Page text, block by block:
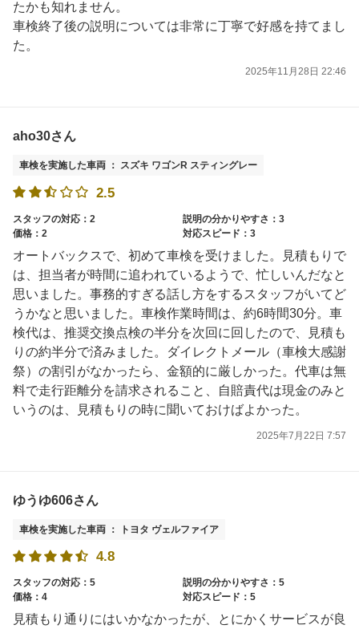
たかも知れません。
車検終了後の説明については非常に丁寧で好感を持てまし
た。
2025年11月28日 22:46
aho30さん
車検を実施した車両 ： スズキ ワゴンR スティングレー
2.5
スタッフの対応：2
説明の分かりやすさ：3
価格：2
対応スピード：3
オートバックスで、初めて車検を受けました。見積もりで
は、担当者が時間に追われているようで、忙しいんだなと
思いました。事務的すぎる話し方をするスタッフがいてど
うかなと思いました。車検作業時間は、約6時間30分。車
検代は、推奨交換点検の半分を次回に回したので、見積も
りの約半分で済みました。ダイレクトメール（車検大感謝
祭）の割引がなかったら、金額的に厳しかった。代車は無
料で走行距離分を請求されること、自賠責代は現金のみと
いうのは、見積もりの時に聞いておけばよかった。
2025年7月22日 7:57
ゆうゆ606さん
車検を実施した車両 ： トヨタ ヴェルファイア
4.8
スタッフの対応：5
説明の分かりやすさ：5
価格：4
対応スピード：5
見積もり通りにはいかなかったが、とにかくサービスが良